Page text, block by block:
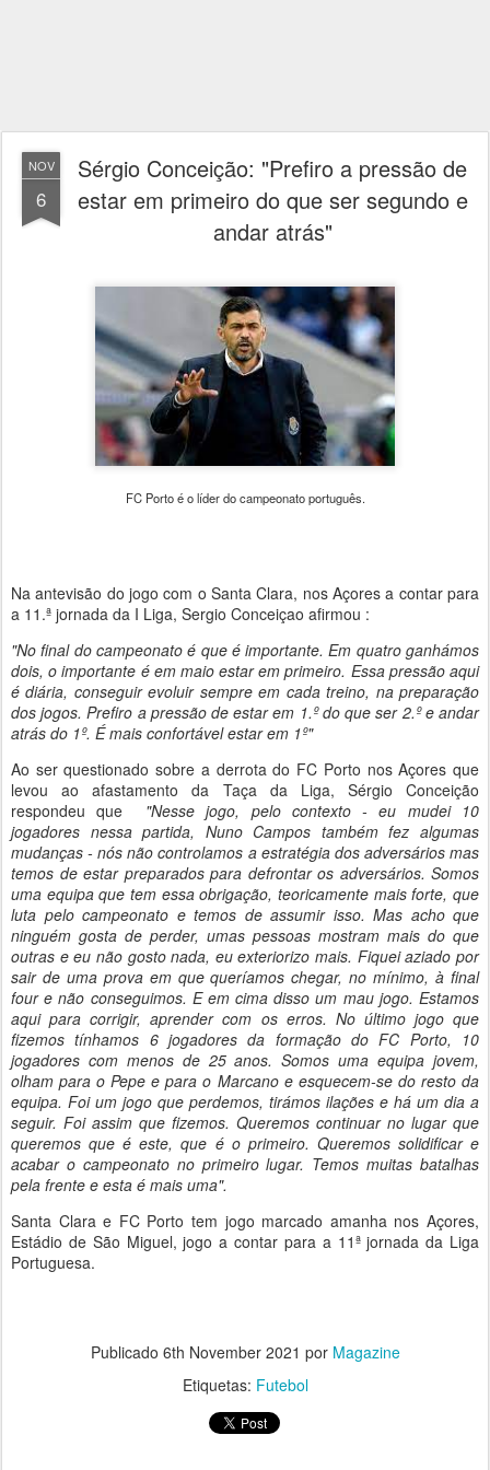
NOV
6
Sérgio Conceição: "Prefiro a pressão de
estar em primeiro do que ser segundo e
andar atrás"
FC Porto é o líder do campeonato português.
Na antevisão do jogo com o Santa Clara, nos Açores a contar para
a 11.ª jornada da I Liga, Sergio Conceiçao afirmou :
"No final do campeonato é que é importante. Em quatro ganhámos
dois, o importante é em maio estar em primeiro. Essa pressão aqui
é diária, conseguir evoluir sempre em cada treino, na preparação
dos jogos. Prefiro a pressão de estar em 1.º do que ser 2.º e andar
atrás do 1º. É mais confortável estar em 1º"
Ao ser questionado sobre a derrota do FC Porto nos Açores que
levou ao afastamento da Taça da Liga, Sérgio Conceição
respondeu que "Nesse jogo, pelo contexto - eu mudei 10
jogadores nessa partida, Nuno Campos também fez algumas
mudanças - nós não controlamos a estratégia dos adversários mas
temos de estar preparados para defrontar os adversários. Somos
uma equipa que tem essa obrigação, teoricamente mais forte, que
luta pelo campeonato e temos de assumir isso. Mas acho que
ninguém gosta de perder, umas pessoas mostram mais do que
outras e eu não gosto nada, eu exteriorizo mais. Fiquei aziado por
sair de uma prova em que queríamos chegar, no mínimo, à final
four e não conseguimos. E em cima disso um mau jogo. Estamos
aqui para corrigir, aprender com os erros. No último jogo que
fizemos tínhamos 6 jogadores da formação do FC Porto, 10
jogadores com menos de 25 anos. Somos uma equipa jovem,
olham para o Pepe e para o Marcano e esquecem-se do resto da
equipa. Foi um jogo que perdemos, tirámos ilações e há um dia a
seguir. Foi assim que fizemos. Queremos continuar no lugar que
queremos que é este, que é o primeiro. Queremos solidificar e
acabar o campeonato no primeiro lugar. Temos muitas batalhas
pela frente e esta é mais uma".
Santa Clara e FC Porto tem jogo marcado amanha nos Açores,
Estádio de São Miguel, jogo a contar para a 11ª jornada da Liga
Portuguesa.
Publicado 6th November 2021 por Magazine
Etiquetas: Futebol